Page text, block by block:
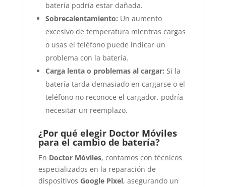
batería podría estar dañada.
Sobrecalentamiento: Un aumento
excesivo de temperatura mientras cargas
o usas el teléfono puede indicar un
problema con la batería.
Carga lenta o problemas al cargar: Si la
batería tarda demasiado en cargarse o el
teléfono no reconoce el cargador, podría
necesitar un reemplazo.
¿Por qué elegir Doctor Móviles
para el cambio de batería?
En Doctor Móviles, contamos con técnicos
especializados en la reparación de
dispositivos Google Pixel, asegurando un